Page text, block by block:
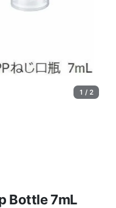
1 / 2
Bottle 7mL